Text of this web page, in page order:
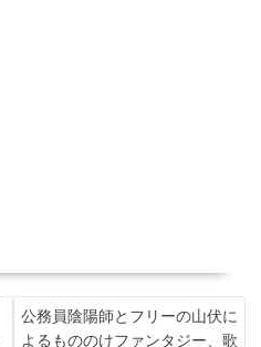
公務員陰陽師とフリーの山伏に
よるもののけファンタジー、歌